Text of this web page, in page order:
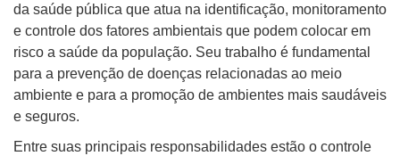
da saúde pública que atua na identificação, monitoramento
e controle dos fatores ambientais que podem colocar em
risco a saúde da população. Seu trabalho é fundamental
para a prevenção de doenças relacionadas ao meio
ambiente e para a promoção de ambientes mais saudáveis
e seguros.
Entre suas principais responsabilidades estão o controle